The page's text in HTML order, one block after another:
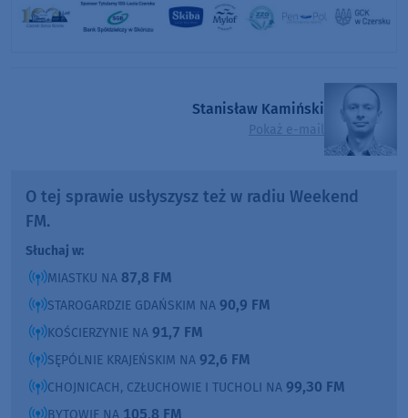
Stanisław Kamiński
Pokaż e-mail
O tej sprawie usłyszysz też w radiu Weekend
FM.
Słuchaj w:
MIASTKU NA 87,8 FM
STAROGARDZIE GDAŃSKIM NA 90,9 FM
KOŚCIERZYNIE NA 91,7 FM
SĘPÓLNIE KRAJEŃSKIM NA 92,6 FM
CHOJNICACH, CZŁUCHOWIE I TUCHOLI NA 99,30 FM
BYTOWIE NA 105,8 FM